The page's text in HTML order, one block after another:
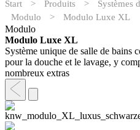
Start > Produits > Systèmes
Modulo
> Modulo Luxe XL
Modulo
Modulo Luxe XL
Système unique de salle de bains
pour la douche et le lavage, y
nombreux extras